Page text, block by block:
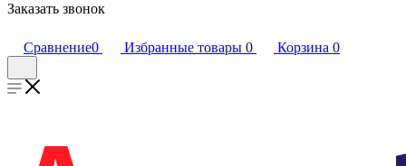
Заказать звонок
Сравнение0 Избранные товары 0 Корзина 0